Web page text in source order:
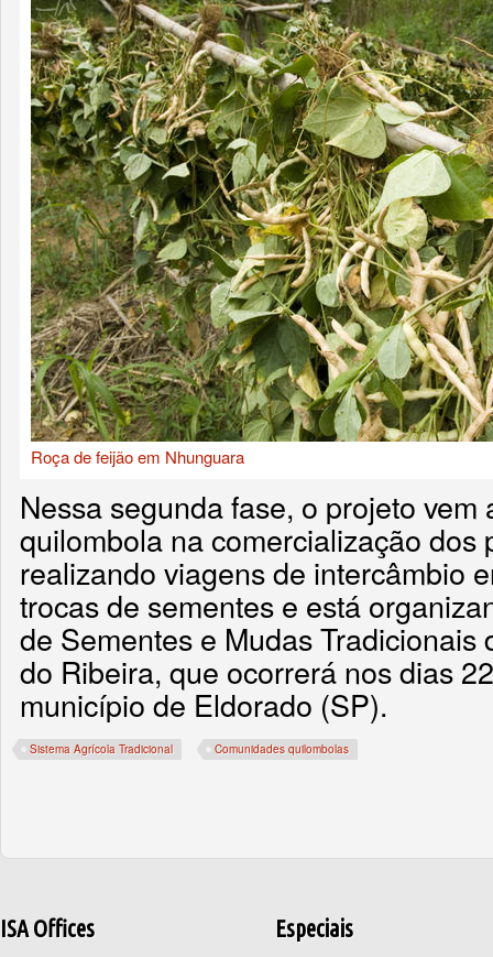
Roça de feijão em Nhunguara
Nessa segunda fase, o projeto
quilombola na comercialização dos
realizando viagens de intercâmbio
trocas de sementes e está
de Sementes e Mudas Tradicionais
do Ribeira, que ocorrerá nos dias
município de Eldorado (SP).
Sistema Agrícola Tradicional Comunidades quilombolas
ISA Offices Especiais